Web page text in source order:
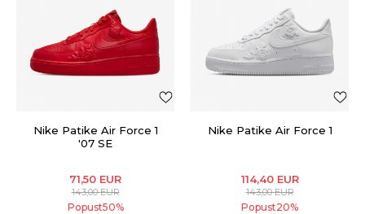
Nike Patike Air Force 1
'07 SE
71,50 EUR
143,00EUR
Popust50%
Nike Patike Air Force 1
114,40 EUR
143,00EUR
Popust20%